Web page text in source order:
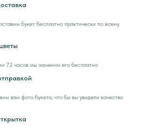
букет бесплатно практически по всему
72 часов мы заменим его бесплатно
вам фото букета, что бы вы увидели качество